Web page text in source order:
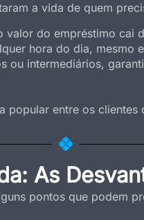
a vida de quem
valor do empréstimo cai
hora do dia, mesmo
ou intermediários,
popular entre os
As
pontos que podem